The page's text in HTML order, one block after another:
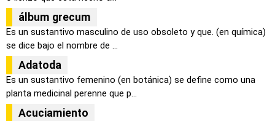
álbum grecum
Es un sustantivo masculino de uso obsoleto y que. (en química)
se dice bajo el nombre de ...
Adatoda
Es un sustantivo femenino (en botánica) se define como una
planta medicinal perenne que p...
Acuciamiento